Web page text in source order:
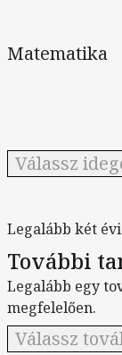
Matematika
Válassz
Legalább két
További
Legalább egy
megfelelően.
Válassz